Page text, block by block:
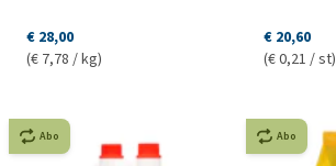
€ 28,00
(€ 7,78 / kg)
€ 20,60
(€ 0,21 / st)
Abo Abo